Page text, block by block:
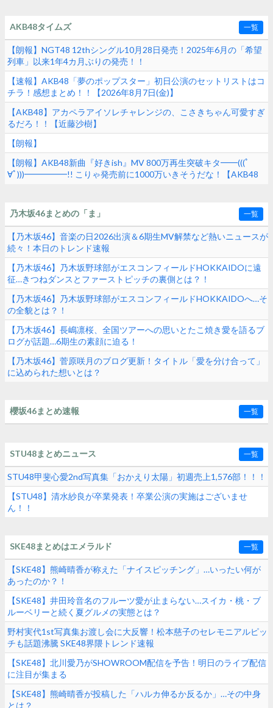
AKB48タイムズ 一覧
【朗報】NGT48 12thシングル10月28日発売！2025年6月の「希望
列車」以来1年4カ月ぶりの発売！！
【速報】AKB48「夢のポップスター」初日公演のセットリストはコ
チラ！感想まとめ！！【2026年8月7日(金)】
【AKB48】アカペラアイソレチャレンジの、こさきちゃん可愛すぎ
るだろ！！【近藤沙樹】
【朗報】
【朗報】AKB48新曲『好きish』MV 800万再生突破キタ━━(((ﾟ
∀ﾟ)))━━━━━!! こりゃ発売前に1000万いきそうだな！【AKB48
乃木坂46まとめの「ま」 一覧
【乃木坂46】音楽の日2026出演＆6期生MV解禁など熱いニュースが
続々！本日のトレンド速報
【乃木坂46】乃木坂野球部がエスコンフィールドHOKKAIDOに遠
征…きつねダンスとファーストピッチの裏側とは？！
【乃木坂46】乃木坂野球部がエスコンフィールドHOKKAIDOへ…そ
の全貌とは？！
【乃木坂46】長嶋凛桜、全国ツアーへの思いとたこ焼き愛を語るブ
ログが話題…6期生の素顔に迫る！
【乃木坂46】菅原咲月のブログ更新！タイトル「愛を分け合って」
に込められた想いとは？
櫻坂46まとめ速報 一覧
STU48まとめニュース 一覧
STU48甲斐心愛2nd写真集「おかえり太陽」初週売上1,576部！！！
【STU48】清水紗良が卒業発表！卒業公演の実施はございませ
ん！！
SKE48まとめはエメラルド 一覧
【SKE48】熊崎晴香が称えた「ナイスピッチング」…いったい何が
あったのか？！
【SKE48】井田玲音名のフルーツ愛が止まらない…スイカ・桃・ブ
ルーベリーと続く夏グルメの実態とは？
野村実代1st写真集お渡し会に大反響！松本慈子のセレモニアルピッ
チも話題沸騰 SKE48界隈トレンド速報
【SKE48】北川愛乃がSHOWROOM配信を予告！明日のライブ配信
に注目が集まる
【SKE48】熊崎晴香が投稿した「ハルカ伸るか反るか」…その中身
とは？